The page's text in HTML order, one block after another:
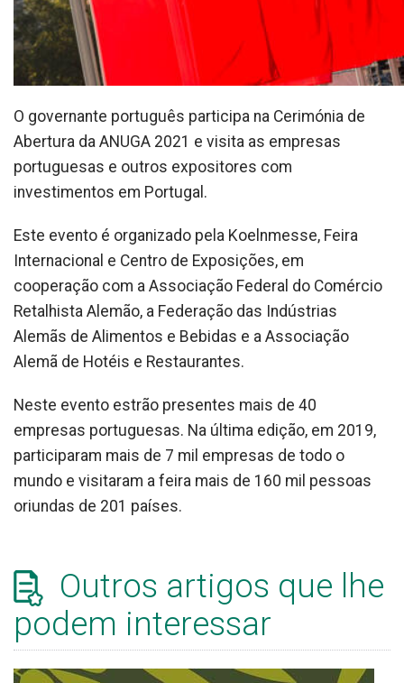
O governante português participa na Cerimónia de
Abertura da ANUGA 2021 e visita as empresas
portuguesas e outros expositores com
investimentos em Portugal.
Este evento é organizado pela Koelnmesse, Feira
Internacional e Centro de Exposições, em
cooperação com a Associação Federal do Comércio
Retalhista Alemão, a Federação das Indústrias
Alemãs de Alimentos e Bebidas e a Associação
Alemã de Hotéis e Restaurantes.
Neste evento estrão presentes mais de 40
empresas portuguesas. Na última edição, em 2019,
participaram mais de 7 mil empresas de todo o
mundo e visitaram a feira mais de 160 mil pessoas
oriundas de 201 países.
Outros artigos que lhe
podem interessar